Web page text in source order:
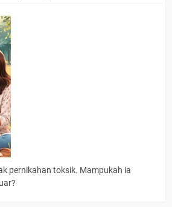
pernikahan toksik. Mampukah ia